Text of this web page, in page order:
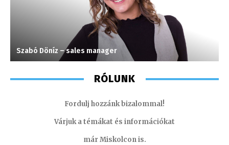
Szabó Döníz – sales manager
RÓLUNK
Fordulj hozzánk bizalommal!
Várjuk a témákat és információkat
már Miskolcon is.